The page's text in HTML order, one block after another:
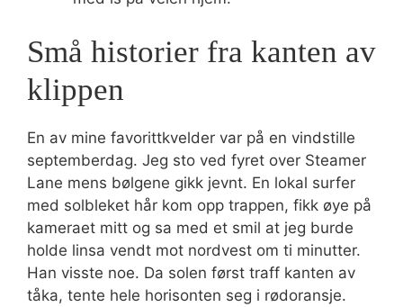
Små historier fra kanten av
klippen
En av mine favorittkvelder var på en vindstille
septemberdag. Jeg sto ved fyret over Steamer
Lane mens bølgene gikk jevnt. En lokal surfer
med solbleket hår kom opp trappen, fikk øye på
kameraet mitt og sa med et smil at jeg burde
holde linsa vendt mot nordvest om ti minutter.
Han visste noe. Da solen først traff kanten av
tåka, tente hele horisonten seg i rødoransje.